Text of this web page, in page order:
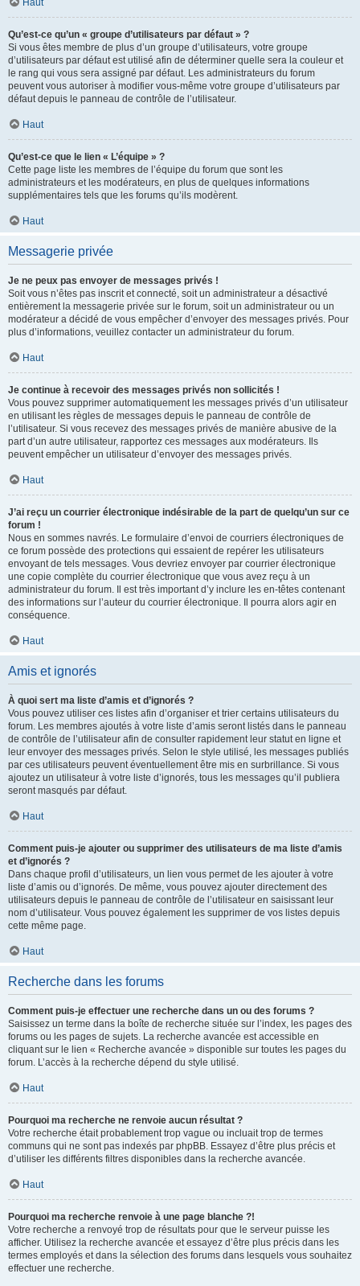
Haut
Qu’est-ce qu’un « groupe d’utilisateurs par défaut » ?
Si vous êtes membre de plus d’un groupe d’utilisateurs, votre groupe
d’utilisateurs par défaut est utilisé afin de déterminer quelle sera la couleur et
le rang qui vous sera assigné par défaut. Les administrateurs du forum
peuvent vous autoriser à modifier vous-même votre groupe d’utilisateurs par
défaut depuis le panneau de contrôle de l’utilisateur.
Haut
Qu’est-ce que le lien « L’équipe » ?
Cette page liste les membres de l’équipe du forum que sont les
administrateurs et les modérateurs, en plus de quelques informations
supplémentaires tels que les forums qu’ils modèrent.
Haut
Messagerie privée
Je ne peux pas envoyer de messages privés !
Soit vous n’êtes pas inscrit et connecté, soit un administrateur a désactivé
entièrement la messagerie privée sur le forum, soit un administrateur ou un
modérateur a décidé de vous empêcher d’envoyer des messages privés. Pour
plus d’informations, veuillez contacter un administrateur du forum.
Haut
Je continue à recevoir des messages privés non sollicités !
Vous pouvez supprimer automatiquement les messages privés d’un utilisateur
en utilisant les règles de messages depuis le panneau de contrôle de
l’utilisateur. Si vous recevez des messages privés de manière abusive de la
part d’un autre utilisateur, rapportez ces messages aux modérateurs. Ils
peuvent empêcher un utilisateur d’envoyer des messages privés.
Haut
J’ai reçu un courrier électronique indésirable de la part de quelqu’un sur ce
forum !
Nous en sommes navrés. Le formulaire d’envoi de courriers électroniques de
ce forum possède des protections qui essaient de repérer les utilisateurs
envoyant de tels messages. Vous devriez envoyer par courrier électronique
une copie complète du courrier électronique que vous avez reçu à un
administrateur du forum. Il est très important d’y inclure les en-têtes contenant
des informations sur l’auteur du courrier électronique. Il pourra alors agir en
conséquence.
Haut
Amis et ignorés
À quoi sert ma liste d’amis et d’ignorés ?
Vous pouvez utiliser ces listes afin d’organiser et trier certains utilisateurs du
forum. Les membres ajoutés à votre liste d’amis seront listés dans le panneau
de contrôle de l’utilisateur afin de consulter rapidement leur statut en ligne et
leur envoyer des messages privés. Selon le style utilisé, les messages publiés
par ces utilisateurs peuvent éventuellement être mis en surbrillance. Si vous
ajoutez un utilisateur à votre liste d’ignorés, tous les messages qu’il publiera
seront masqués par défaut.
Haut
Comment puis-je ajouter ou supprimer des utilisateurs de ma liste d’amis
et d’ignorés ?
Dans chaque profil d’utilisateurs, un lien vous permet de les ajouter à votre
liste d’amis ou d’ignorés. De même, vous pouvez ajouter directement des
utilisateurs depuis le panneau de contrôle de l’utilisateur en saisissant leur
nom d’utilisateur. Vous pouvez également les supprimer de vos listes depuis
cette même page.
Haut
Recherche dans les forums
Comment puis-je effectuer une recherche dans un ou des forums ?
Saisissez un terme dans la boîte de recherche située sur l’index, les pages des
forums ou les pages de sujets. La recherche avancée est accessible en
cliquant sur le lien « Recherche avancée » disponible sur toutes les pages du
forum. L’accès à la recherche dépend du style utilisé.
Haut
Pourquoi ma recherche ne renvoie aucun résultat ?
Votre recherche était probablement trop vague ou incluait trop de termes
communs qui ne sont pas indexés par phpBB. Essayez d’être plus précis et
d’utiliser les différents filtres disponibles dans la recherche avancée.
Haut
Pourquoi ma recherche renvoie à une page blanche ?!
Votre recherche a renvoyé trop de résultats pour que le serveur puisse les
afficher. Utilisez la recherche avancée et essayez d’être plus précis dans les
termes employés et dans la sélection des forums dans lesquels vous souhaitez
effectuer une recherche.